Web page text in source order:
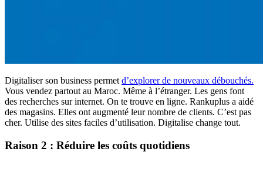
Digitaliser son business permet d’explorer de nouveaux débouchés.
Vous vendez partout au Maroc. Même à l’étranger. Les gens font
des recherches sur internet. On te trouve en ligne. Rankuplus a aidé
des magasins. Elles ont augmenté leur nombre de clients. C’est pas
cher. Utilise des sites faciles d’utilisation. Digitalise change tout.
Raison 2 : Réduire les coûts quotidiens